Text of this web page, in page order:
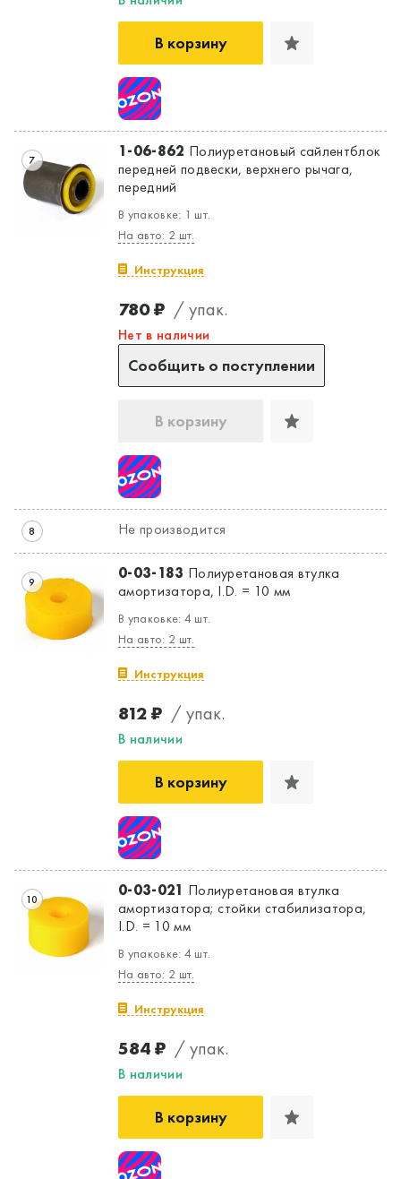
В корзину
7 1-06-862 Полиуретановый сайлентблок
передней подвески, верхнего рычага,
передний
В упаковке: 1 шт.
На авто: 2 шт.
Инструкция
780 ₽ / упак.
Нет в наличии
Сообщить о поступлении
В корзину
8 Не производится
9 0-03-183 Полиуретановая втулка
амортизатора, I.D. = 10 мм
В упаковке: 4 шт.
На авто: 2 шт.
Инструкция
812 ₽ / упак.
В наличии
В корзину
10 0-03-021 Полиуретановая втулка
амортизатора; стойки стабилизатора,
I.D. = 10 мм
В упаковке: 4 шт.
На авто: 2 шт.
Инструкция
584 ₽ / упак.
В наличии
В корзину